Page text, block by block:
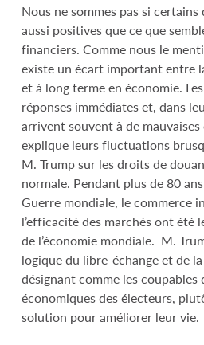
Nous ne sommes pas si
aussi positives que ce que
financiers. Comme nous le
existe un écart important entre
et à long terme en économie.
réponses immédiates et, dans
arrivent souvent à de
explique leurs fluctuations
M. Trump sur les droits de
normale. Pendant plus de 80
Guerre mondiale, le commerce
l’efficacité des marchés ont été
de l’économie mondiale. M.
logique du libre-échange et de
désignant comme les
économiques des électeurs,
solution pour améliorer leur vie.